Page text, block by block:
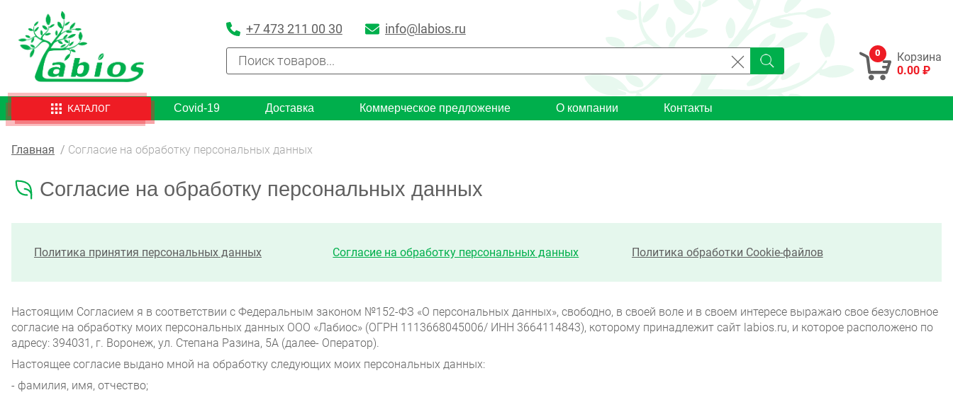
+7 473 211 00 30 info@labios.ru
0
Корзина
0.00 ₽
КАТАЛОГ Covid-19 Доставка Коммерческое предложение О компании Контакты
Главная Согласие на обработку персональных данных
Согласие на обработку персональных данных
Политика принятия персональных данных Согласие на обработку персональных данных Политика обработки Cookie-файлов
Настоящим Согласием я в соответствии с Федеральным законом №152-ФЗ «О персональных данных», свободно, в своей воле и в своем интересе выражаю свое безусловное
согласие на обработку моих персональных данных ООО «Лабиос» (ОГРН 1113668045006/ ИНН 3664114843), которому принадлежит сайт labios.ru, и которое расположено по
адресу: 394031, г. Воронеж, ул. Степана Разина, 5А (далее- Оператор).
Настоящее согласие выдано мной на обработку следующих моих персональных данных:
- фамилия, имя, отчество;